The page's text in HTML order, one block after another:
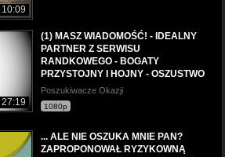
10:09
27:19
(1) MASZ WIADOMOŚĆ! - IDEALNY
PARTNER Z SERWISU
RANDKOWEGO - BOGATY
PRZYSTOJNY I HOJNY - OSZUSTWO
Poszukiwacze Okazji
1080p
... ALE NIE OSZUKA MNIE PAN?
ZAPROPONOWAŁ RYZYKOWNĄ